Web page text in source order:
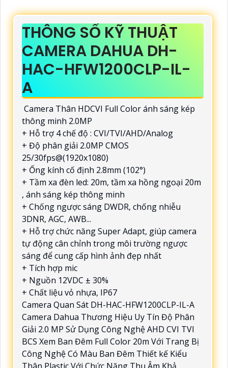
THÔNG SỐ KỸ THUẬT
CAMERA DAHUA DH-
HAC-HFW1200CLP-IL-
A
Camera Thân HDCVI Full Color ánh sáng kép
thông minh 2.0MP
+ Hỗ trợ 4 chế độ : CVI/TVI/AHD/Analog
+ Độ phân giải 2.0MP CMOS
25/30fps@(1920x1080)
+ Ống kính cố định 2.8mm (102°)
+ Tầm xa đèn led: 20m, tầm xa hồng ngoại 20m
, ánh sáng kép thông minh
+ Chống ngược sáng DWDR, chống nhiễu
3DNR, AGC, AWB...
+ Hỗ trợ chức năng Super Adapt, giúp camera
tự động cân chỉnh trong môi trường ngược
sáng để cung cấp hình ảnh đẹp nhất
+ Tích hợp mic
+ Nguồn 12VDC ± 30%
+ Chất liệu vỏ nhựa, IP67
Camera Quan Sát DH-HAC-HFW1200CLP-IL-A
Camera Dahua Thương Hiệu Uy Tín Độ Phân
Giải 2.0 MP Sử Dụng Công Nghệ AHD CVI TVI
BCS Xem Ban Đêm Full Color 20m Với Trang Bị
Công Nghệ Có Màu Ban Đêm Thiết kế Kiểu